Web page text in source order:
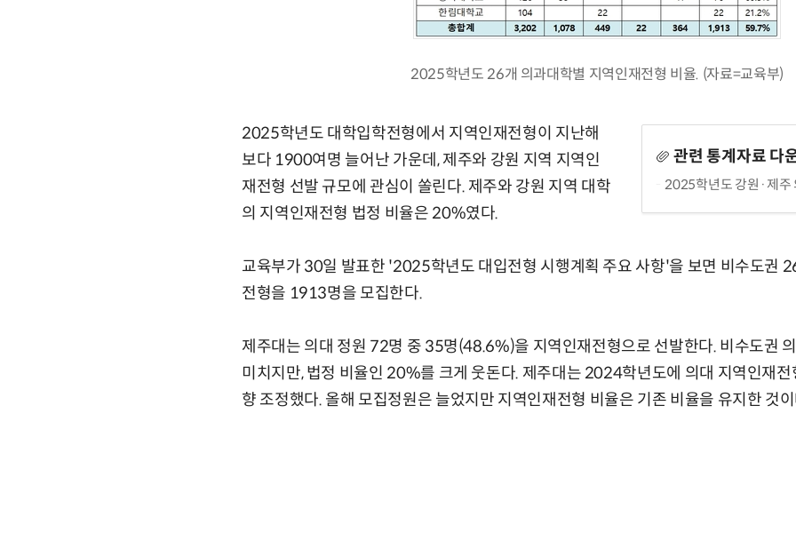
2025학년도 26개 의과대학별 지역인재전형 비율. (자료=교육부)
관련 통계자료 다
2025학년도 강원·제주 의
2025학년도 대학입학전형에서 지역인재전형이 지난해
보다 1900여명 늘어난 가운데, 제주와 강원 지역 지역인
재전형 선발 규모에 관심이 쏠린다. 제주와 강원 지역 대학
의 지역인재전형 법정 비율은 20%였다.
교육부가 30일 발표한 '2025학년도 대입전형 시행계획 주요 사항'을 보면 비수도권
전형을 1913명을 모집한다.
제주대는 의대 정원 72명 중 35명(48.6%)을 지역인재전형으로 선발한다. 비수도권
미치지만, 법정 비율인 20%를 크게 웃돈다. 제주대는 2024학년도에 의대 지역인재
향 조정했다. 올해 모집정원은 늘었지만 지역인재전형 비율은 기존 비율을 유지한 것